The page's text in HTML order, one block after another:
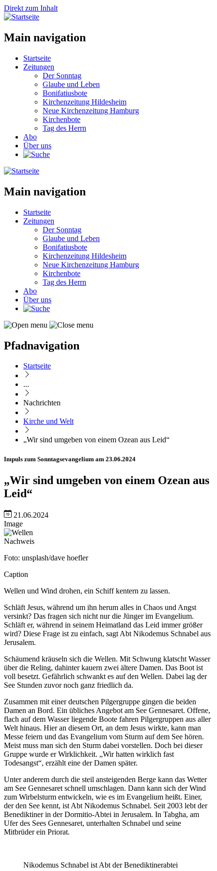
Direkt zum Inhalt
Main navigation
Startseite
Zeitungen
Der Sonntag
Glaube und Leben
Bonifatiusbote
Kirchenzeitung Hildesheim
Neue Kirchenzeitung Hamburg
Kirchenbote
Tag des Herrn
Abo
Über uns
Main navigation
Startseite
Zeitungen
Der Sonntag
Glaube und Leben
Bonifatiusbote
Kirchenzeitung Hildesheim
Neue Kirchenzeitung Hamburg
Kirchenbote
Tag des Herrn
Abo
Über uns
Pfadnavigation
Startseite
...
Nachrichten
Kirche und Welt
„Wir sind umgeben von einem Ozean aus Leid“
Impuls zum Sonntagsevangelium am 23.06.2024
„Wir sind umgeben von einem Ozean aus
Leid“
21.06.2024
Image
Nachweis
Foto: unsplash/dave hoefler
Caption
Wellen und Wind drohen, ein Schiff kentern zu lassen.
Schläft Jesus, während um ihn herum alles in Chaos und Angst
versinkt? Das fragen sich nicht nur die Jünger im Evangelium.
Schläft er, während in seinem Heimatland das Leid immer größer
wird? Diese Frage ist zu einfach, sagt Abt Nikodemus Schnabel aus
Jerusalem.
Schäumend kräuseln sich die Wellen. Mit Schwung klatscht Wasser
über die Reling, dahinter kauern zwei ältere Damen. Das Boot ist
voll besetzt. Gefährlich schwankt es auf den Wellen. Dabei lag der
See Stunden zuvor noch ganz friedlich da.
Zusammen mit einer deutschen Pilgergruppe gingen die beiden
Damen an Bord. Ein übliches Angebot am See Gennesaret. Offene,
flach auf dem Wasser liegende Boote fahren Pilgergruppen aus aller
Welt hinaus. Hier an diesem Ort, an dem Jesus wirkte, kann man
Messe feiern und das Evangelium vom Sturm auf dem See hören.
Meist muss man sich den Sturm dabei vorstellen. Doch bei dieser
Gruppe wurde er Wirklichkeit. „Wir hatten wirklich fast
Todesangst“, erzählt eine der Damen später.
Unter anderem durch die steil ansteigenden Berge kann das Wetter
am See Gennesaret schnell umschlagen. Dann kann sich der Wind
zum Wirbelsturm entwickeln, wie es im Evangelium heißt. Einer,
der den See kennt, ist Abt Nikodemus Schnabel. Seit 2003 lebt der
Benediktiner in der Dormitio-Abtei in Jerusalem. In Tabgha, am
Ufer des Sees Gennesaret, unterhalten Schnabel und seine
Mitbrüder ein Priorat.
Nikodemus Schnabel ist Abt der Benediktinerabtei